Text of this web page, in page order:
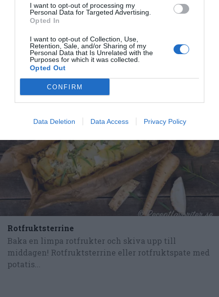
I want to opt-out of processing my
Personal Data for Targeted Advertising.
Opted In
I want to opt-out of Collection, Use,
Retention, Sale, and/or Sharing of my
Personal Data that Is Unrelated with the
Purposes for which it was collected.
Opted Out
CONFIRM
Data Deletion Data Access Privacy Policy
En klassisk festrätt med stekt oxfilé med gräddig
sås med kantareller serverat med en timbal bakad
Rotfruktsterrine
Baka en limpa rotfrukter och skiva upp till
middagen! Rotfruktsterrine eller rotfruktspate med
potatis...
RECEPT